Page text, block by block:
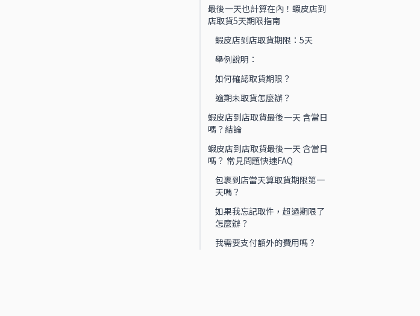
最後一天也計算在內！蝦皮店到
店取貨5天期限指南
蝦皮店到店取貨期限：5天
舉例說明：
如何確認取貨期限？
逾期未取貨怎麼辦？
蝦皮店到店取貨最後一天 含當日
嗎？結論
蝦皮店到店取貨最後一天 含當日
嗎？ 常見問題快速FAQ
包裹到店當天算取貨期限第一
天嗎？
如果我忘記取件，超過期限了
怎麼辦？
我需要支付額外的費用嗎？